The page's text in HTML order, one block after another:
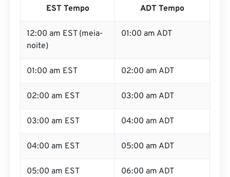
EST Tempo ADT Tempo
12:00 am EST (meia-
noite)
01:00 am ADT
01:00 am EST 02:00 am ADT
02:00 am EST 03:00 am ADT
03:00 am EST 04:00 am ADT
04:00 am EST 05:00 am ADT
05:00 am EST 06:00 am ADT